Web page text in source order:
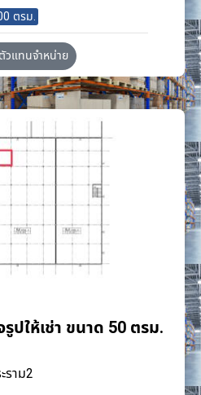
ตรม.
แทนจำหน่าย
ปให้เช่า ขนาด 50 ตรม.
ราม2